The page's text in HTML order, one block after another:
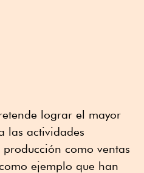
lograr el mayor
las actividades
como ventas
ejemplo que han